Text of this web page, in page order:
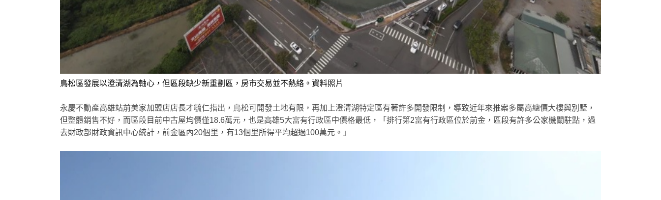
鳥松區發展以澄清湖為軸心，但區段缺少新重劃區，房市交易並不熱絡。資料照片
永慶不動產高雄站前美家加盟店店長才毓仁指出，鳥松可開發土地有限，再加上澄清湖特定區有著許多開發限制，導致近年來推案多屬高總價大樓與別墅，
但整體銷售不好，而區段目前中古屋均價僅18.6萬元，也是高雄5大富有行政區中價格最低，「排行第2富有行政區位於前金，區段有許多公家機關駐點，過
去財政部財政資訊中心統計，前金區內20個里，有13個里所得平均超過100萬元。」